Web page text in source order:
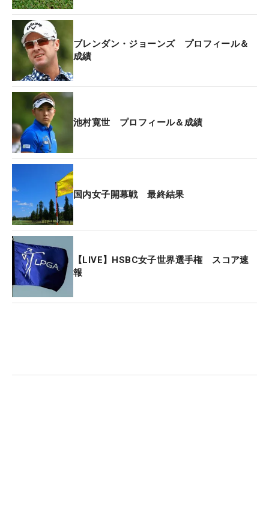
ブレンダン・ジョーンズ プロフィール＆
成績
池村寛世 プロフィール＆成績
国内女子開幕戦 最終結果
【LIVE】HSBC女子世界選手権 スコア速
報